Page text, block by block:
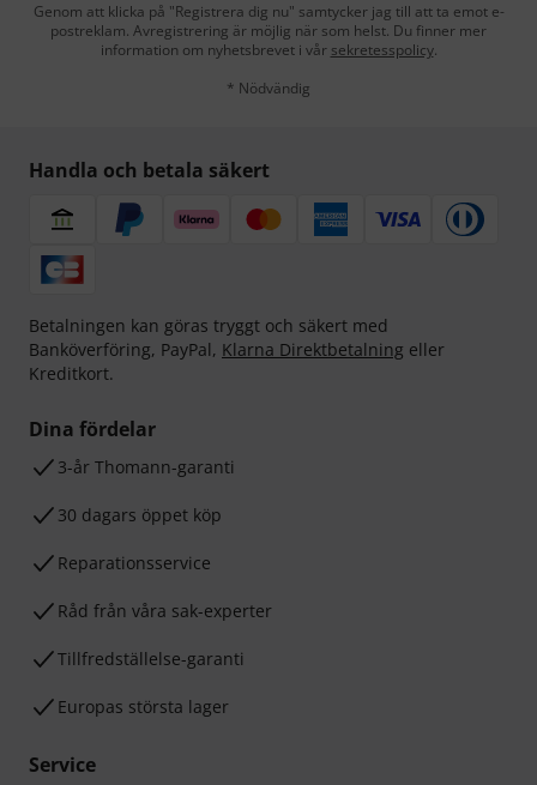
Genom att klicka på "Registrera dig nu" samtycker jag till att ta emot e-
postreklam. Avregistrering är möjlig när som helst. Du finner mer
information om nyhetsbrevet i vår sekretesspolicy.
* Nödvändig
Handla och betala säkert
Betalningen kan göras tryggt och säkert med
Banköverföring, PayPal, Klarna Direktbetalning eller
Kreditkort.
Dina fördelar
3-år Thomann-garanti
30 dagars öppet köp
Reparationsservice
Råd från våra sak-experter
Tillfredställelse-garanti
Europas största lager
Service